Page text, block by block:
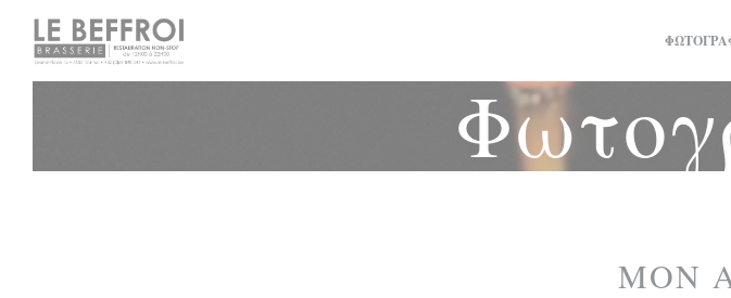
Πίνακας διαχείρισης "Μπισκότων" (Cookies)
MON